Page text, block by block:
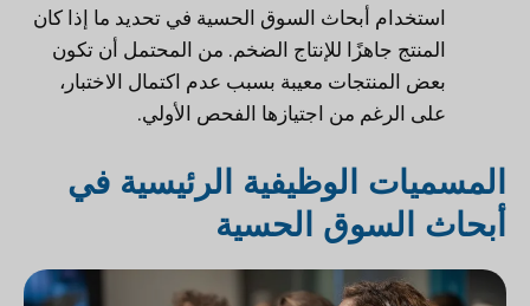
استخدام أبحاث السوق الحسية في تحديد ما إذا كان
المنتج جاهزًا للإنتاج الضخم. من المحتمل أن تكون
بعض المنتجات معيبة بسبب عدم اكتمال الاختبار،
على الرغم من اجتيازها الفحص الأولي.
المسميات الوظيفية الرئيسية في
أبحاث السوق الحسية